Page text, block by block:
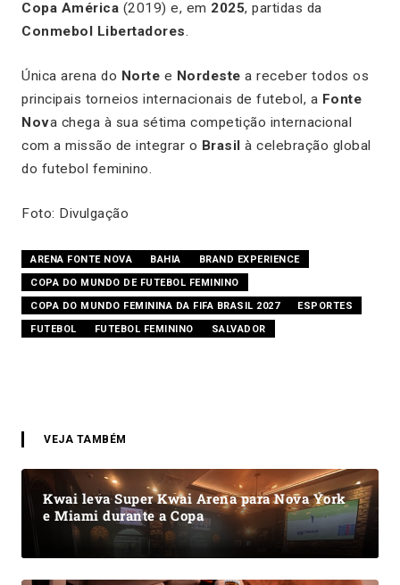
Copa América (2019) e, em 2025, partidas da
Conmebol Libertadores.
Única arena do Norte e Nordeste a receber todos os
principais torneios internacionais de futebol, a Fonte
Nova chega à sua sétima competição internacional
com a missão de integrar o Brasil à celebração global
do futebol feminino.
Foto: Divulgação
ARENA FONTE NOVA BAHIA
BRAND EXPERIENCE
COPA DO MUNDO DE FUTEBOL FEMININO
COPA DO MUNDO FEMININA DA FIFA BRASIL 2027
ESPORTES
FUTEBOL
FUTEBOL FEMININO SALVADOR
VEJA TAMBÉM
Kwai leva Super Kwai Arena para Nova York
e Miami durante a Copa